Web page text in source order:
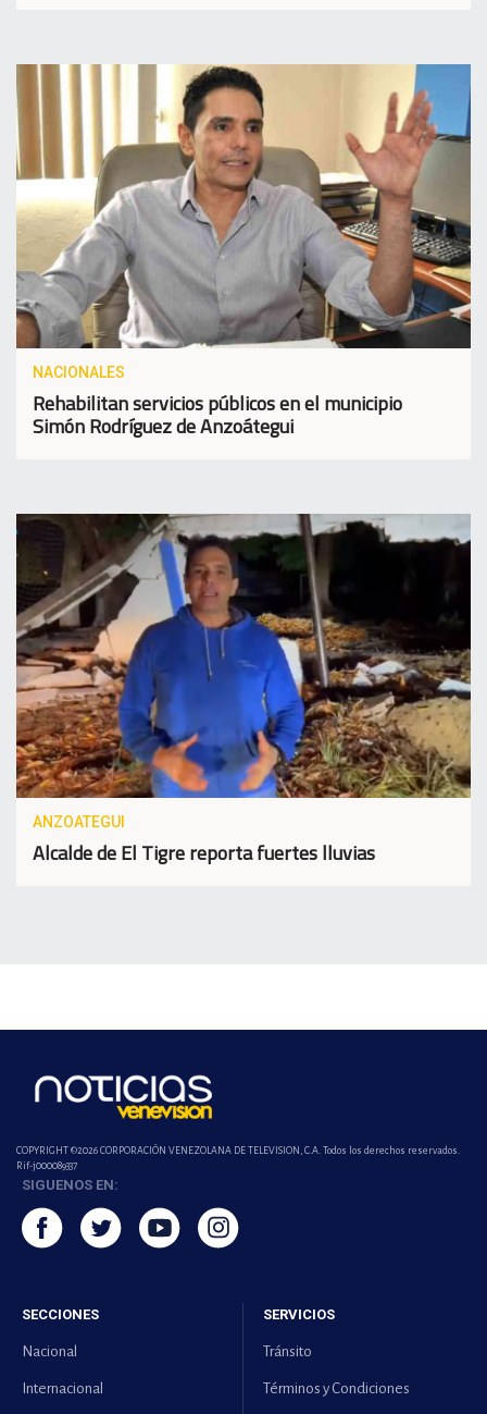
NACIONALES
Rehabilitan servicios públicos en el municipio
Simón Rodríguez de Anzoátegui
ANZOATEGUI
Alcalde de El Tigre reporta fuertes lluvias
COPYRIGHT ©2026 CORPORACIÓN VENEZOLANA DE TELEVISION, C.A. Todos los derechos reservados.
Rif-j000089337
SIGUENOS EN:
SECCIONES
Nacional
Internacional
SERVICIOS
Tránsito
Términos y Condiciones